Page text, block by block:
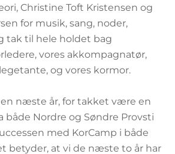
Christine Toft Kristensen og
for musik, sang, noder,
tak til hele holdet bag
vores akkompagnatør,
og vores kormor.
næste år, for takket være en
både Nordre og Søndre Provsti
med KorCamp i både
betyder, at vi de næste to år har